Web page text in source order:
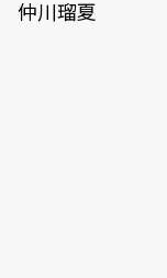
仲川瑠夏